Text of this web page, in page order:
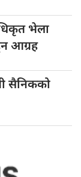
भेला
आग्रह
सैनिकको